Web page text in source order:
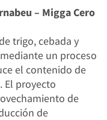
– Migga Cero
trigo, cebada y
un proceso
el contenido de
El proyecto
de
de